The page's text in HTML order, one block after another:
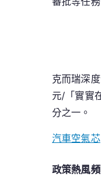
克而瑞深
元/「實實
分之一。
汽車空氣芯
政策熱風